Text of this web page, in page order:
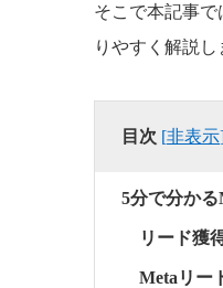
そこで本記事
りやすく解説し
目次 [非表示
5分で分か
リード獲
Metaリー